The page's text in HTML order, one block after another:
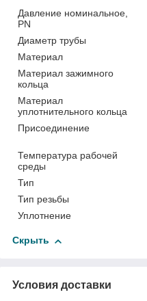
Давление номинальное,
PN
Диаметр трубы
Материал
Материал зажимного
кольца
Материал
уплотнительного кольца
Присоединение
Температура рабочей
среды
Тип
Тип резьбы
Уплотнение
Скрыть
Условия доставки